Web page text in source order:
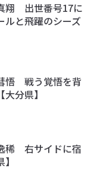
翔 出世番号17に
ルと飛躍のシーズ
悟 戦う覚悟を背
分県】
稀 右サイドに宿